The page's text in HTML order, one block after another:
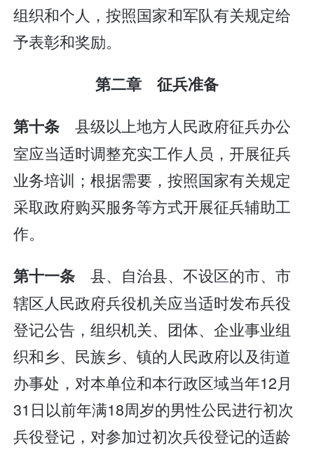
组织和个人，按照国家和军队有关规定给
予表彰和奖励。
第二章 征兵准备
第十条 县级以上地方人民政府征兵办公
室应当适时调整充实工作人员，开展征兵
业务培训；根据需要，按照国家有关规定
采取政府购买服务等方式开展征兵辅助工
作。
第十一条 县、自治县、不设区的市、市
辖区人民政府兵役机关应当适时发布兵役
登记公告，组织机关、团体、企业事业组
织和乡、民族乡、镇的人民政府以及街道
办事处，对本单位和本行政区域当年12月
31日以前年满18周岁的男性公民进行初次
兵役登记，对参加过初次兵役登记的适龄